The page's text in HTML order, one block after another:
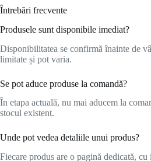
Întrebări frecvente
Produsele sunt disponibile imediat?
Disponibilitatea se confirmă înainte de
limitate și pot varia.
Se pot aduce produse la comandă?
În etapa actuală, nu mai aducem la
stocul existent.
Unde pot vedea detaliile unui produs?
Fiecare produs are o pagină dedicată,